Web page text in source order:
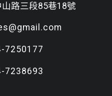
路三段85巷18號
7250177
7238693